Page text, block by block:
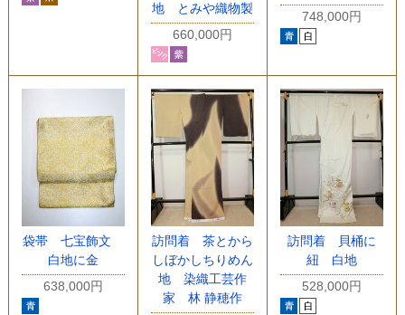
地 とみや織物製
660,000円
748,000円
袋帯 七宝飾文
白地に金
638,000円
訪問着 茶とから
しぼかしちりめん
地 染織工芸作
家 林 静穂作
訪問着 貝桶に
紐 白地
528,000円